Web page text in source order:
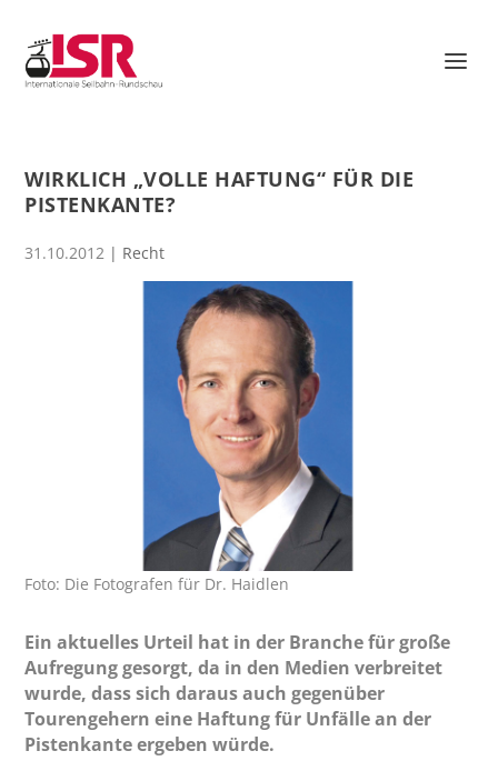
WIRKLICH „VOLLE HAFTUNG“ FÜR DIE
PISTENKANTE?
31.10.2012 | Recht
Foto: Die Fotografen für Dr. Haidlen
Ein aktuelles Urteil hat in der Branche für große
Aufregung gesorgt, da in den Medien verbreitet
wurde, dass sich daraus auch gegenüber
Tourengehern eine Haftung für Unfälle an der
Pistenkante ergeben würde.